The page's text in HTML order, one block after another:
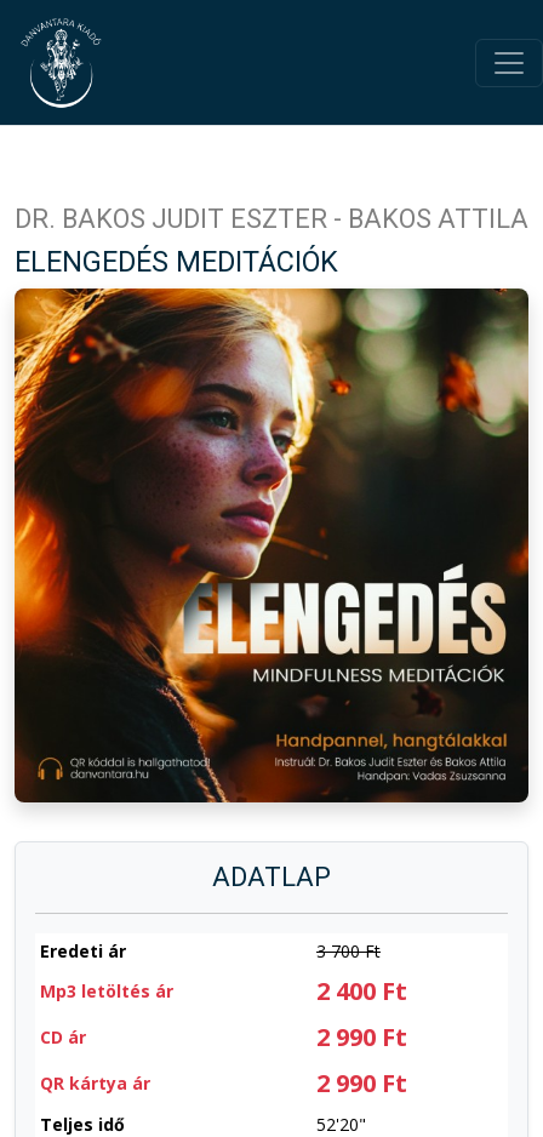
DR. BAKOS JUDIT ESZTER - BAKOS ATTILA
ELENGEDÉS MEDITÁCIÓK
ADATLAP
Eredeti ár
3 700 Ft
Mp3 letöltés ár
2 400 Ft
CD ár 2 990 Ft
QR kártya ár 2 990 Ft
Teljes idő 52'20"